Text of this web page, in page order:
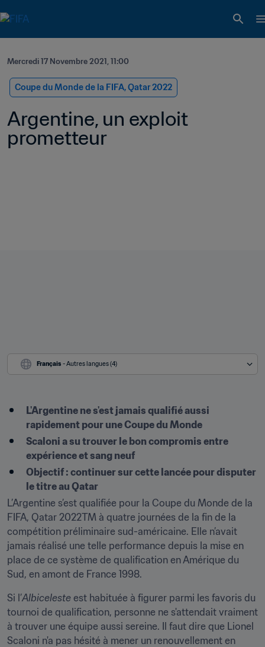
Mercredi 17 Novembre 2021, 11:00
Coupe du Monde de la FIFA, Qatar 2022
Argentine, un exploit
prometteur
Français - Autres langues (4)
L'Argentine ne s'est jamais qualifié aussi
rapidement pour une Coupe du Monde
Scaloni a su trouver le bon compromis entre
expérience et sang neuf
Objectif : continuer sur cette lancée pour disputer
le titre au Qatar
L’Argentine s’est qualifiée pour la Coupe du Monde de la
FIFA, Qatar 2022TM à quatre journées de la fin de la
compétition préliminaire sud-américaine. Elle n’avait
jamais réalisé une telle performance depuis la mise en
place de ce système de qualification en Amérique du
Sud, en amont de France 1998.
Si l’Albiceleste est habituée à figurer parmi les favoris du
tournoi de qualification, personne ne s'attendait vraiment
à trouver une équipe aussi sereine. Il faut dire que Lionel
Scaloni n'a pas hésité à mener un renouvellement en